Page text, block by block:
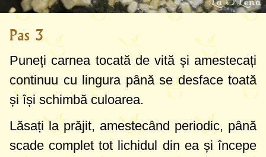
Pas 3
Puneți carnea tocată de vită și amestecați
continuu cu lingura până se desface toată
și își schimbă culoarea.
Lăsați la prăjit, amestecând periodic, până
scade complet tot lichidul din ea și începe